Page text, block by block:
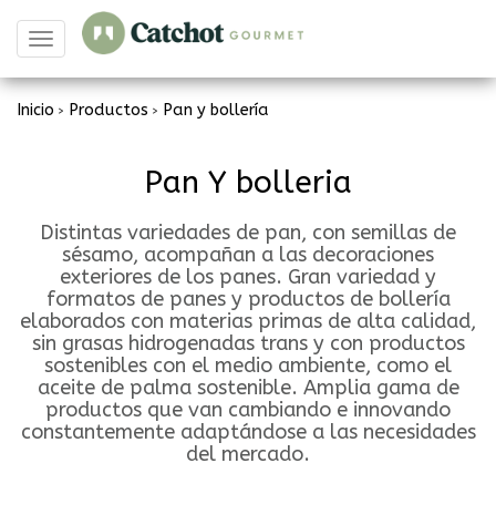
Toggle
navigation
Inicio > Productos > Pan y bollería
Pan Y bolleria
Distintas variedades de pan, con semillas de
sésamo, acompañan a las decoraciones
exteriores de los panes. Gran variedad y
formatos de panes y productos de bollería
elaborados con materias primas de alta calidad,
sin grasas hidrogenadas trans y con productos
sostenibles con el medio ambiente, como el
aceite de palma sostenible. Amplia gama de
productos que van cambiando e innovando
constantemente adaptándose a las necesidades
del mercado.